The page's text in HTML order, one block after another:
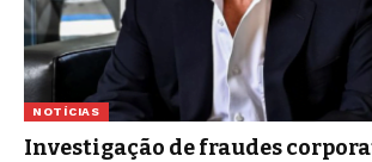
NOTÍCIAS
Investigação de fraudes